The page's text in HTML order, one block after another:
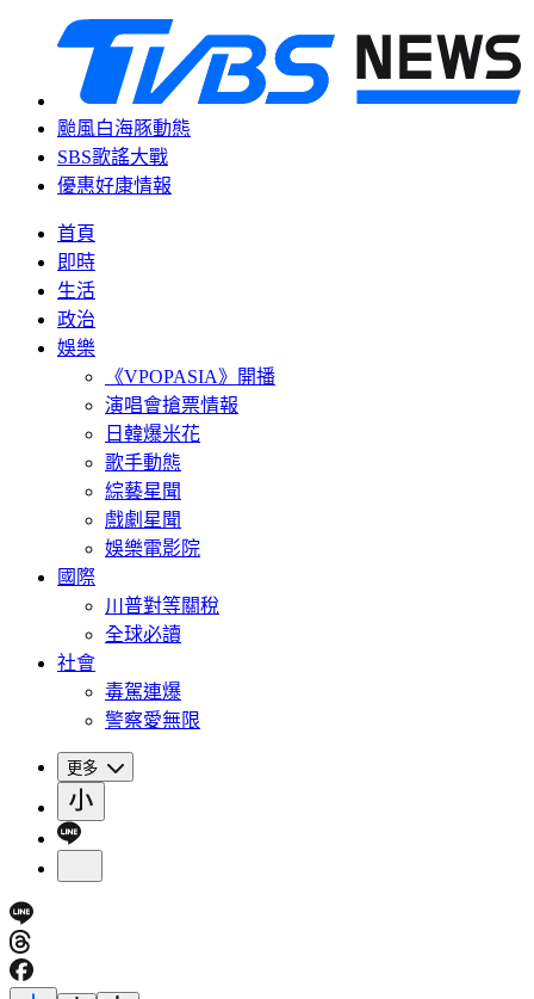
颱風白海豚動態
SBS歌謠大戰
優惠好康情報
首頁
即時
生活
政治
娛樂
《VPOPASIA》開播
演唱會搶票情報
日韓爆米花
歌手動態
綜藝星聞
戲劇星聞
娛樂電影院
國際
川普對等關稅
全球必讀
社會
毒駕連爆
警察愛無限
更多